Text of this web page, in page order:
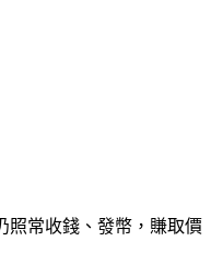
照常收錢、發幣，賺取價